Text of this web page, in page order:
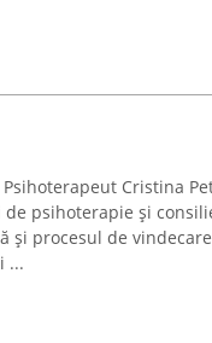
Cristina
psihoterapie și
și procesul de
...